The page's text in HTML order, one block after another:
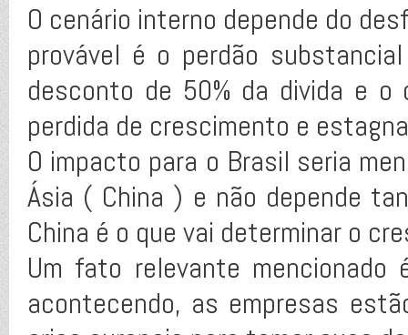
O cenário interno depende do
provável é o perdão
desconto de 50% da divida e
perdida de crescimento e
O impacto para o Brasil seria
Ásia ( China ) e não depende
China é o que vai determinar o
Um fato relevante
acontecendo, as empresas